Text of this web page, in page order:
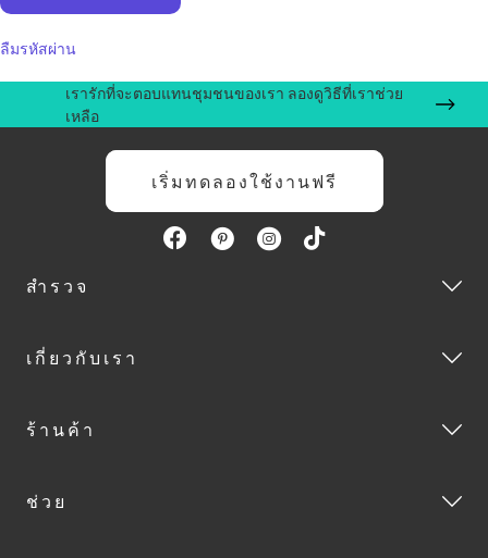
ลืมรหัสผ่าน
เรารักที่จะตอบแทนชุมชนของเรา ลองดูวิธีที่เราช่วย
เหลือ
เริ่มทดลองใช้งานฟรี
สำรวจ
เกี่ยวกับเรา
ร้านค้า
ช่วย